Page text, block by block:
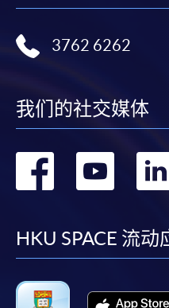
3762 6262
我们的社交媒体
转 转
HKU SPACE 流动